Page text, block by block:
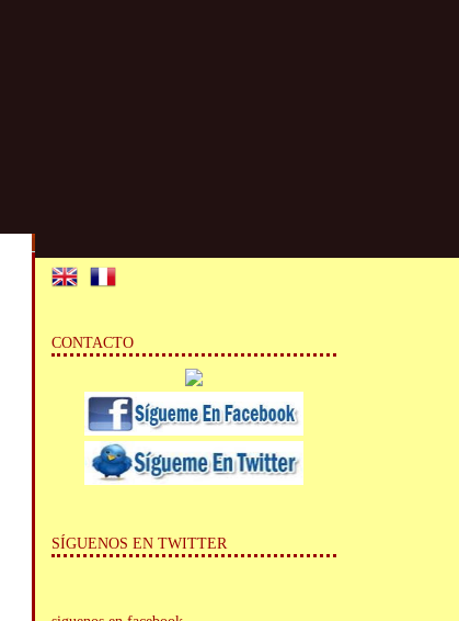
CONTACTO
SÍGUENOS EN TWITTER